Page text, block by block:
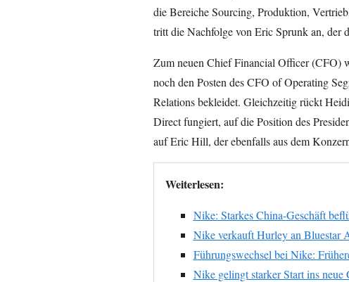
die Bereiche Sourcing, Produktion,
tritt die Nachfolge von Eric Sprunk an, der
Zum neuen Chief Financial Officer (CFO)
noch den Posten des CFO of Operating
Relations bekleidet. Gleichzeitig rückt
Direct fungiert, auf die Position des
auf Eric Hill, der ebenfalls aus dem
Weiterlesen:
Nike: Starkes China-Geschäft
Nike verkauft Hurley an Bluestar
Führungswechsel bei Nike:
Nike gelingt starker Start ins neue